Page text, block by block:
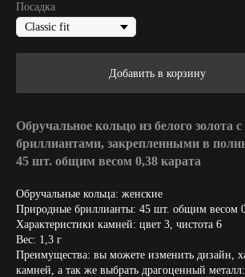
Посадка
Добавить в корзину
Обручальное кольцо из белого золота
бриллиантами, закрепленными в
45 шт. общим весом 0,38 карата
Обручальные кольца: женские
Природные бриллианты: 45 шт. общим весом
Характеристики камней: цвет 3, чистота 6
Вес: 1,3 г
Преимущества: вы можете изменить дизайн,
камней, а так же выбрать драгоценный